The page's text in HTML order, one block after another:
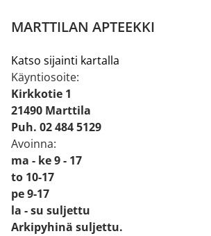
MARTTILAN APTEEKKI
Katso sijainti kartalla
Käyntiosoite:
Kirkkotie 1
21490 Marttila
Puh. 02 484 5129
Avoinna:
ma - ke 9 - 17
to 10-17
pe 9-17
la - su suljettu
Arkipyhinä suljettu.